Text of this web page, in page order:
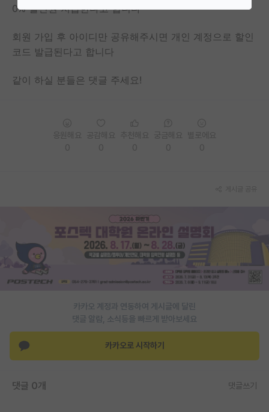
연구실(PI) 홍보 게시판
석박사 채용 정보 게시판
임용 정보 게시판
학부 인턴 게시판
반도체/AI 게시판
장학금/장학생 게시판
학술 정보 게시판
유학교육
0% 할인권 지급한다고 합니다
회원 가입 후 아이디만 공유해주시면 개인 계정으로 할인
코드 발급된다고 합니다
같이 하실 분들은 댓글 주세요!
카카오 계정과 연동하여 게시글에 달린
댓글 알람, 소식등을 빠르게 받아보세요
카카오로 시작하기
댓글 0개 댓글쓰기